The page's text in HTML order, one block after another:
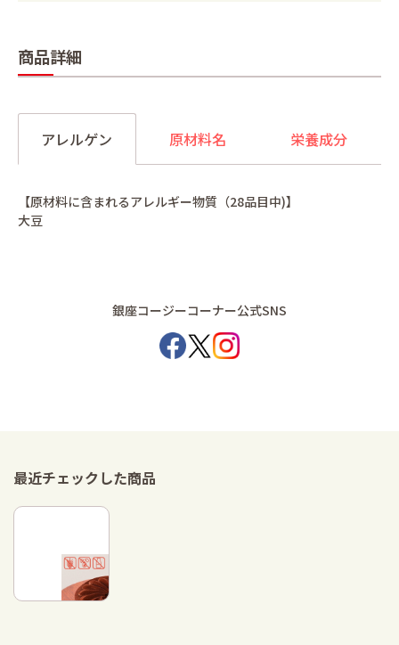
商品詳細
アレルゲン 原材料名 栄養成分
【原材料に含まれるアレルギー物質（28品目中)】
大豆
銀座コージーコーナー公式SNS
最近チェックした商品